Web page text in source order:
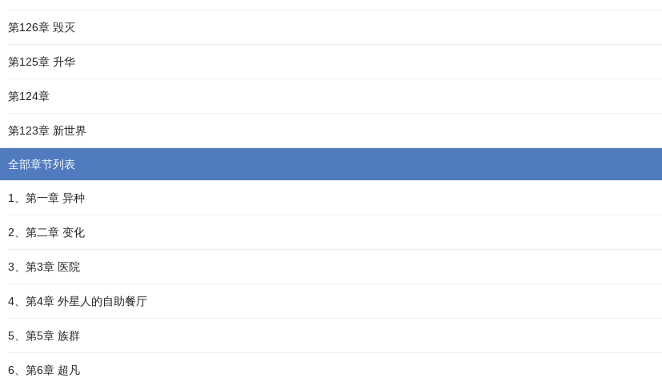
第126章 毁灭
第125章 升华
第124章
第123章 新世界
全部章节列表
1、第一章 异种
2、第二章 变化
3、第3章 医院
4、第4章 外星人的自助餐厅
5、第5章 族群
6、第6章 超凡